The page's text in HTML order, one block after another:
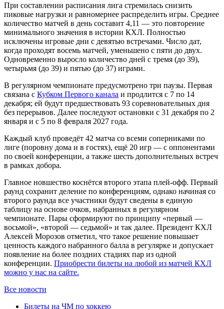
При составлении расписания лига стремилась снизить
пиковые нагрузки и равномернее распределить игры. Среднее
количество матчей в день составит 4,11 — это повторение
минимального значения в истории КХЛ. Полностью
исключены игровые дни с девятью встречами. Число дат,
когда проходят восемь матчей, уменьшено с пяти до двух.
Одновременно выросло количество дней с тремя (до 39),
четырьмя (до 39) и пятью (до 37) играми.
В регулярном чемпионате предусмотрено три паузы. Первая
связана с Кубком Первого канала и продлится с 7 по 14
декабря; ей будут предшествовать 93 соревновательных дня
без перерывов. Далее последуют остановки с 31 декабря по 2
января и с 5 по 8 февраля 2027 года.
Каждый клуб проведёт 42 матча со всеми соперниками по
лиге (поровну дома и в гостях), ещё 20 игр — с оппонентами
по своей конференции, а также шесть дополнительных встреч
в рамках добора.
Главное новшество коснётся второго этапа плей-офф. Первый
раунд сохранит деление по конференциям, однако начиная со
второго раунда все участники будут сведены в единую
таблицу на основе очков, набранных в регулярном
чемпионате. Пары сформируют по принципу «первый —
восьмой», «второй — седьмой» и так далее. Президент КХЛ
Алексей Морозов отметил, что такое решение повышает
ценность каждого набранного балла в регулярке и допускает
появление на более поздних стадиях пар из одной
конференции. Приобрести билеты на любой из матчей КХЛ
можно у нас на сайте.
Все новости
Билеты на ЧМ по хоккею